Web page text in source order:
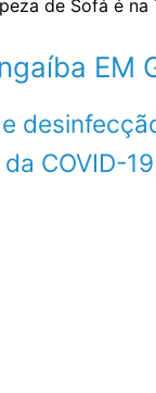
EM
COVID-19